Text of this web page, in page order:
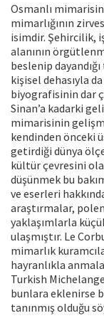
Osmanlı
mimarlığının
isimdir. Şehircilik,
alanının
beslenip
kişisel dehasıyla
biyografisinin dar
Sinan’a kadarki
mimarisinin
kendinden önceki
getirdiği dünya
kültür çevresini
düşünmek bu
ve eserleri
araştırmalar,
yaklaşımlarla
ulaşmıştır. Le
mimarlık
hayranlıkla
Turkish
bunlara eklenirse
tanınmış olduğu